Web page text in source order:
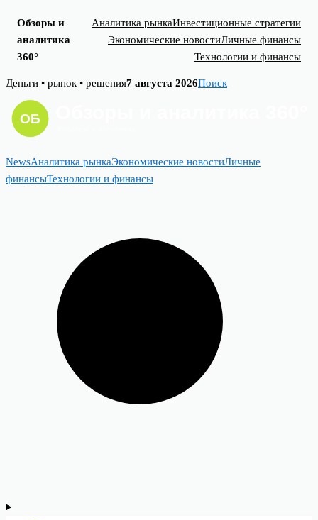
Обзоры и
аналитика
360°
Аналитика рынкаИнвестиционные стратегии
Экономические новостиЛичные финансы
Технологии и финансы
Skip
content
Деньги • рынок • решения7 августа 2026Поиск
NewsАналитика рынкаЭкономические новостиЛичные
финансыТехнологии и финансы